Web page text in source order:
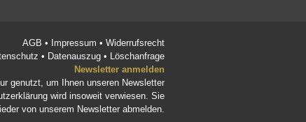
AGB • Impressum • Widerrufsrecht
• Datenauszug •
Löschanfrage
Newsletter anmelden
genutzt, um Ihnen unseren Newsletter
wird insoweit verwiesen. Sie
von unserem Newsletter abmelden.